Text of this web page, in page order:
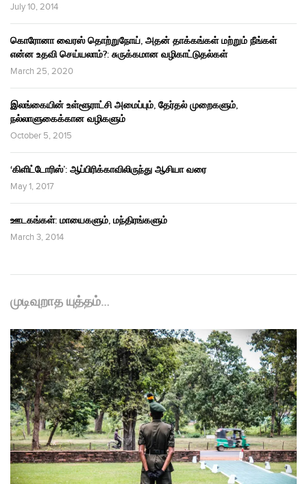
July 10, 2014
கொரோனா வைரஸ் தொற்றுநோய், அதன் தாக்கங்கள் மற்றும் நீங்கள்
என்ன உதவி செய்யலாம்?: சுருக்கமான வழிகாட்டுதல்கள்
March 25, 2020
இலங்கையின் உள்ளூராட்சி அமைப்பும், தேர்தல் முறைகளும்,
நல்லாளுகைக்கான வழிகளும்
October 5, 2015
‘கிளிட்டோரிஸ்’: ஆப்பிரிக்காவிலிருந்து ஆசியா வரை
May 1, 2017
ஊடகங்கள்: மாயைகளும், மந்திரங்களும்
March 3, 2014
முடிவுறாத யுத்தம்…